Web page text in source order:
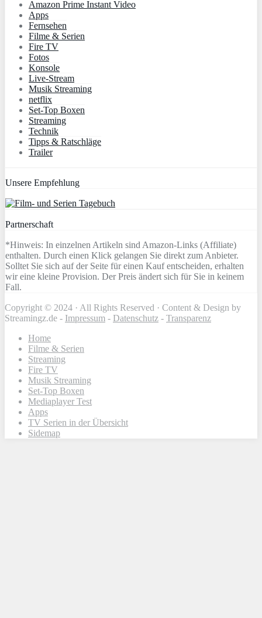
Amazon Prime Instant Video
Apps
Fernsehen
Filme & Serien
Fire TV
Fotos
Konsole
Live-Stream
Musik Streaming
netflix
Set-Top Boxen
Streaming
Technik
Tipps & Ratschläge
Trailer
Unsere Empfehlung
Partnerschaft
*Hinweis: In einzelnen Artikeln sind Amazon-Links (Affiliate)
enthalten. Durch einen Klick gelangen Sie direkt zum Anbieter.
Solltet Sie sich auf der Seite für einen Kauf entscheiden, erhalten
wir eine kleine Provision. Der Preis ändert sich für Sie in keinem
Fall.
Copyright © 2024 · All Rights Reserved · Content & Design by
Streamingz.de - Impressum - Datenschutz - Transparenz
Home
Filme & Serien
Streaming
Fire TV
Musik Streaming
Set-Top Boxen
Mediaplayer Test
Apps
TV Serien in der Übersicht
Sidemap